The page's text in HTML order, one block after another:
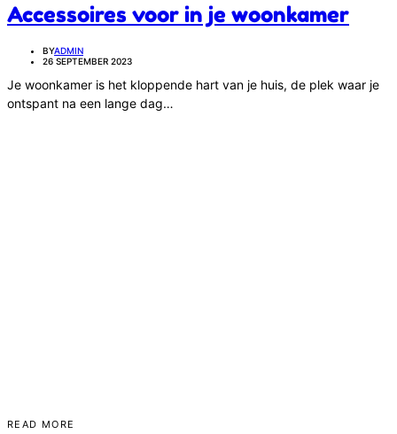
Accessoires voor in je woonkamer
BYADMIN
26 SEPTEMBER 2023
Je woonkamer is het kloppende hart van je huis, de plek waar je
ontspant na een lange dag…
READ MORE